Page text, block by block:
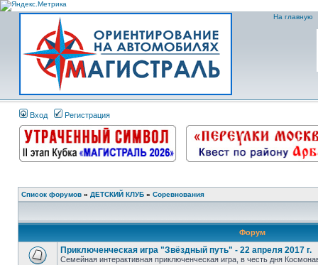
На главную
Вход Регистрация
Список форумов » ДЕТСКИЙ КЛУБ » Соревнования
Форум
Приключенческая игра "Звёздный путь" - 22 апреля 2017 г.
Семейная интерактивная приключенческая игра, в честь дня